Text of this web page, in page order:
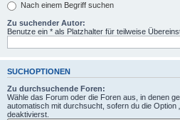
Nach einem Begriff suchen
Zu suchender Autor:
Benutze ein * als Platzhalter für teilweise
SUCHOPTIONEN
Zu durchsuchende Foren:
Wähle das Forum oder die Foren aus, in denen
automatisch mit durchsucht, sofern du die Option
deaktivierst.